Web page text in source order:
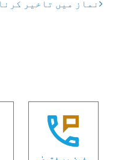
نماز میں تاخیر کرنا